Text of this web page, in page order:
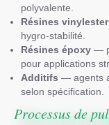
polyvalente.
Résines vinylester
hygro-stabilité.
Résines époxy —
pour applications
Additifs — agents
selon spécification.
Processus de